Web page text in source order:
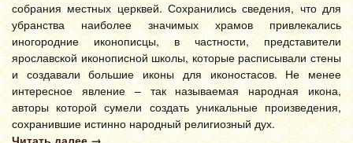
собрания местных церквей. Сохранились сведения, что для
убранства наиболее значимых храмов привлекались
иногородние иконописцы, в частности, представители
ярославской иконописной школы, которые расписывали стены
и создавали большие иконы для иконостасов. Не менее
интересное явление – так называемая народная икона,
авторы которой сумели создать уникальные произведения,
сохранившие истинно народный религиозный дух.
Читать далее →